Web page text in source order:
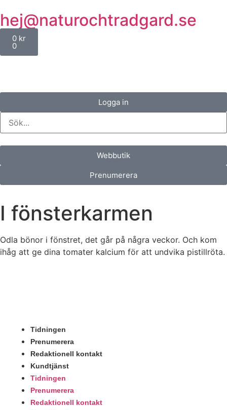
hej@naturochtradgard.se
0 kr
0
Logga in
Webbutik
Prenumerera
I fönsterkarmen
Odla bönor i fönstret, det går på några veckor. Och kom
ihåg att ge dina tomater kalcium för att undvika pistillröta.
Tidningen
Prenumerera
Redaktionell kontakt
Kundtjänst
Tidningen
Prenumerera
Redaktionell kontakt